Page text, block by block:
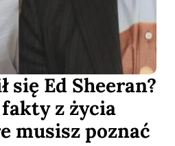
się Ed Sheeran?
z życia
musisz poznać